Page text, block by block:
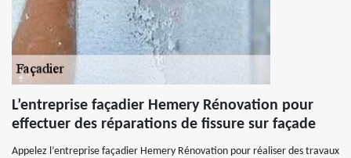
L’entreprise façadier Hemery Rénovation pour
effectuer des réparations de fissure sur façade
Appelez l’entreprise façadier Hemery Rénovation pour réaliser des travaux